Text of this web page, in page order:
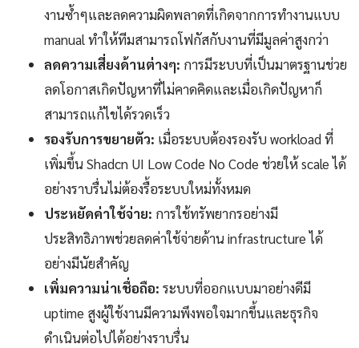
งานซ้ำๆและลดความผิดพลาดที่เกิดจากการทำงานแบบ
manual ทำให้ทีมสามารถโฟกัสกับงานที่มีมูลค่าสูงกว่า
ลดความเสี่ยงด้านต่างๆ: การมีระบบที่เป็นมาตรฐานช่วย
ลดโอกาสเกิดปัญหาที่ไม่คาดคิดและเมื่อเกิดปัญหาก็
สามารถแก้ไขได้รวดเร็ว
รองรับการขยายตัว: เมื่อระบบต้องรองรับ workload ที่
เพิ่มขึ้น Shadcn UI Low Code No Code ช่วยให้ scale ได้
อย่างราบรื่นไม่ต้องรื้อระบบใหม่ทั้งหมด
ประหยัดค่าใช้จ่าย: การใช้ทรัพยากรอย่างมี
ประสิทธิภาพช่วยลดค่าใช้จ่ายด้าน infrastructure ได้
อย่างมีนัยสำคัญ
เพิ่มความน่าเชื่อถือ: ระบบที่ออกแบบมาอย่างดีมี
uptime สูงผู้ใช้งานมีความพึงพอใจมากขึ้นและธุรกิจ
ดำเนินต่อไปได้อย่างราบรื่น